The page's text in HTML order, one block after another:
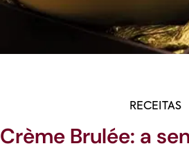
RECEITAS
Brulée: a